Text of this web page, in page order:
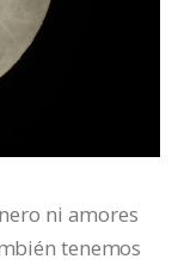
ni amores
tenemos